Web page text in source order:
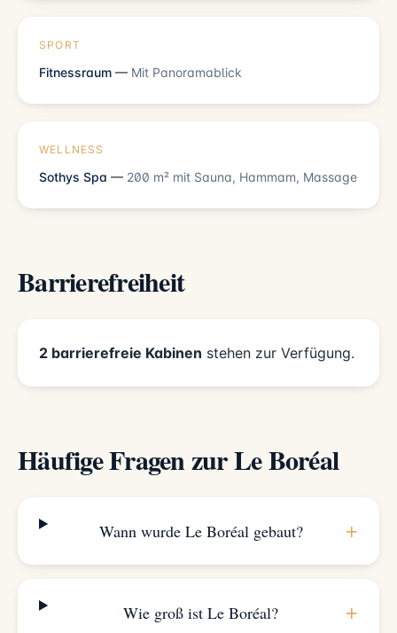
SPORT
Fitnessraum — Mit Panoramablick
WELLNESS
Sothys Spa — 200 m² mit Sauna, Hammam, Massage
Barrierefreiheit
2 barrierefreie Kabinen stehen zur Verfügung.
Häufige Fragen zur Le Boréal
Wann wurde Le Boréal gebaut? +
Wie groß ist Le Boréal? +